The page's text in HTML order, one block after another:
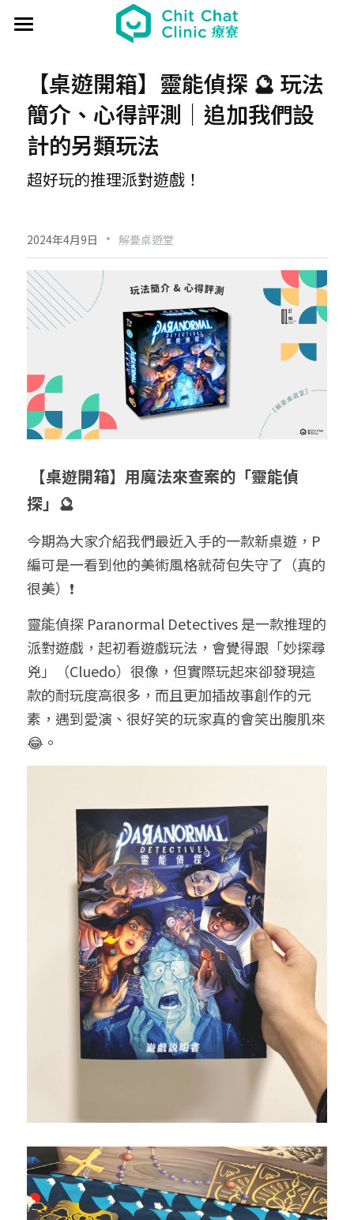
關於療寮 About
最新動態 Event
《真相追尋者》十字路口篇
日本香の占卜🎐
文化美食夜
療寮看電影
給大人的電影社
手作．時光
展覽 Exhibition
《島工》職業醫學社區展
《邊界》概念藝術展
《休日》創作聯展
療癒 & 心靈 Wellness
板橋輕運動
實青小學堂+
特別企劃 - 眠八月
實體課程 Course
板橋運動教室
Yoga 瑜珈
Boxing 拳擊
新北輕騎行
給香港人的國語課
西多士 粵語劇場
守護華江人工濕地
療寮．工作室開放日
《神隱》實境遊戲
馴獸師
場地租借 Venue
場地租借
共享空間
平日最新優惠
部落格 Blog
聯絡我們 Contact us
搜索
02 7755 7668
預約
【桌遊開箱】靈能偵探 🔮 玩法
簡介、心得評測｜追加我們設
計的另類玩法
超好玩的推理派對遊戲！
2024年4月9日 · 解憂桌遊堂
【桌遊開箱】用魔法來查案的「靈能偵
探」🔮
今期為大家介紹我們最近入手的一款新桌遊，P
編可是一看到他的美術風格就荷包失守了（真的
很美）❗️
靈能偵探 Paranormal Detectives 是一款推理的
派對遊戲，起初看遊戲玩法，會覺得跟「妙探尋
兇」（Cluedo）很像，但實際玩起來卻發現這
款的耐玩度高很多，而且更加插故事創作的元
素，遇到愛演、很好笑的玩家真的會笑出腹肌來
😂。